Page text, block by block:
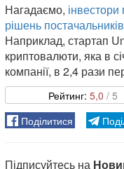
Нагадаємо,
рішень
Наприклад, стартап
криптовалюти, яка в
компанії, в 2,4 рази
5,0